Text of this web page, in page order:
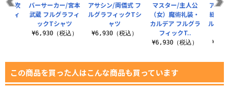
アサシン/両儀式 フ
ルグラフィックTシ
ャツ
¥6,930（税込）
マスター/主人公
（女）魔術礼装・
カルデア フルグラ
フィックT..
¥6,930（税込）
アル
総司
ルグラ
/伊吹
フィ
バーサーカー/宮本
武蔵 フルグラフィ
ックTシャツ
¥6,930（税込）
この商品を買った人はこんな商品も買っています